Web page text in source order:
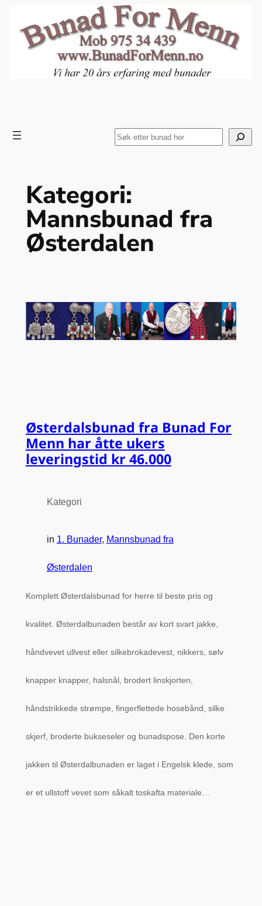
innhold
Search
Kategori:
Mannsbunad fra
Østerdalen
Østerdalsbunad fra Bunad For
Menn har åtte ukers
leveringstid kr 46.000
Kategori
in 1. Bunader, Mannsbunad fra
Østerdalen
Komplett Østerdalsbunad for herre til beste pris og
kvalitet. Østerdalbunaden består av kort svart jakke,
håndvevet ullvest eller silkebrokadevest, nikkers, sølv
knapper knapper, halsnål, brodert linskjorten,
håndstrikkede strømpe, fingerflettede hosebånd, silke
skjerf, broderte bukseseler og bunadspose. Den korte
jakken til Østerdalbunaden er laget i Engelsk klede, som
er et ullstoff vevet som såkalt toskafta materiale…